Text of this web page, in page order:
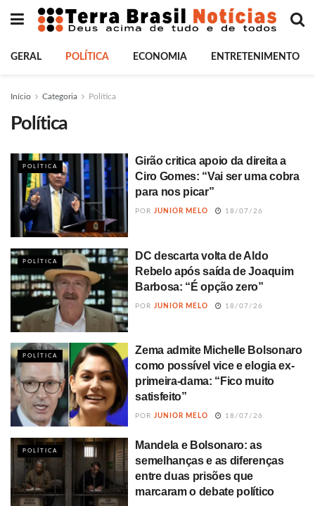
GERAL POLÍTICA ECONOMIA ENTRETENIMENTO
Início Categoria Política
Política
POLÍTICA
Girão critica apoio da direita a
Ciro Gomes: “Vai ser uma cobra
para nos picar”
POR JUNIOR MELO 18/07/26
POLÍTICA
DC descarta volta de Aldo
Rebelo após saída de Joaquim
Barbosa: “É opção zero”
POR JUNIOR MELO 18/07/26
POLÍTICA
Zema admite Michelle Bolsonaro
como possível vice e elogia ex-
primeira-dama: “Fico muito
satisfeito”
POR JUNIOR MELO 18/07/26
POLÍTICA
Mandela e Bolsonaro: as
semelhanças e as diferenças
entre duas prisões que
marcaram o debate político